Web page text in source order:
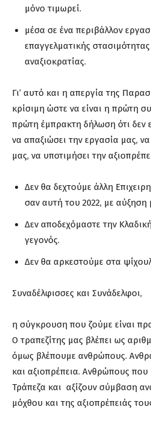
μόνο τιμωρεί.
μέσα σε ένα περιβάλλον
επαγγελματικής
αναξιοκρατίας.
Γι’ αυτό και η απεργία της
κρίσιμη ώστε να είναι η πρώτη
πρώτη έμπρακτη δήλωση ότι δεν
να απαξιώσει την εργασία μας,
μας, να υποτιμήσει την
Δεν θα δεχτούμε άλλη
σαν αυτή του 2022, με αύξηση
Δεν αποδεχόμαστε την
γεγονός.
Δεν θα αρκεστούμε στα
Συναδέλφισσες και Συνάδελφοι,
η σύγκρουση που ζούμε είναι
Ο τραπεζίτης μας βλέπει ως
όμως βλέπουμε ανθρώπους.
και αξιοπρέπεια. Ανθρώπους
Τράπεζα και αξίζουν σύμβαση
μόχθου και της αξιοπρέπειάς